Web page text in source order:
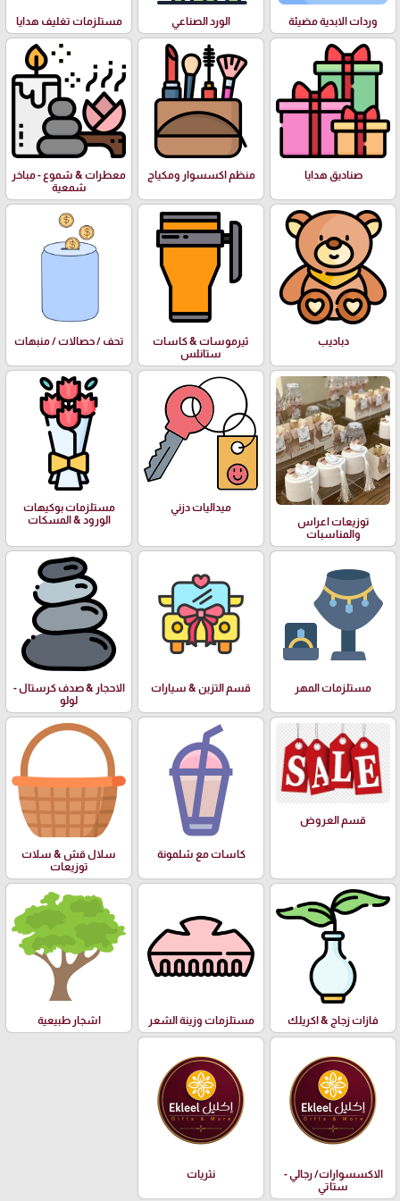
وردات الابدية مضيئة الورد الصناعي مستلزمات تغليف هدايا
صناديق هدايا منظم اكسسوار ومكياج
معطرات & شموع - مباخر
شمعية
دباديب
ثيرموسات & كاسات
ستانلس
تحف / حصالات / منبهات
توزيعات اعراس
والمناسبات
ميداليات دزني
مستلزمات بوكيهات
الورود & المسكات
مستلزمات المهر قسم التزين & سيارات
الاحجار & صدف كرستال -
لولو
قسم العروض
كاسات مع شلمونة
سلال قش & سلات
توزيعات
فازات زجاج & اكريلك مستلزمات وزينة الشعر اشجار طبيعية
الاكسسوارات/ رجالي -
ستاتي
نثريات